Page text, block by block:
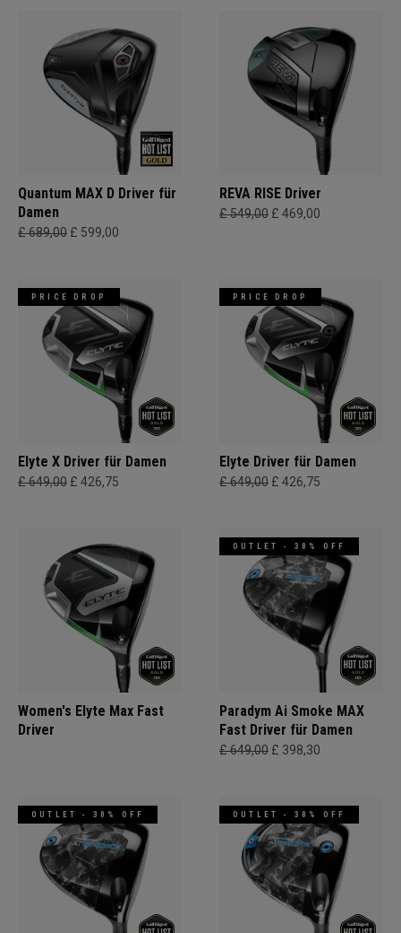
Quantum MAX D Driver für
Damen
£ 689,00 £ 599,00
REVA RISE Driver
£ 549,00 £ 469,00
PRICE DROP
Elyte X Driver für Damen
£ 649,00 £ 426,75
PRICE DROP
Elyte Driver für Damen
£ 649,00 £ 426,75
Women's Elyte Max Fast
Driver
OUTLET - 30% OFF
Paradym Ai Smoke MAX
Fast Driver für Damen
£ 649,00 £ 398,30
OUTLET - 30% OFF OUTLET - 30% OFF